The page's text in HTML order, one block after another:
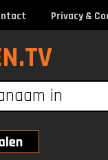
Privacy &